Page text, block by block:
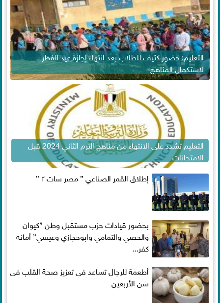
التعليم: حضور كثيف للطلاب بعد انتهاء إجازة عيد الفطر
لاستكمال المناهج
التعليم تشدد على الانتهاء من مناهج الترم الثاني 2024 قبل
الامتحانات
إطلاق القمر الصناعي ” مصر سات ٢ ”
بحضور قيادات حزب مستقبل وطن ”كيوان
والحصي والتمامي وابوحجازي وعيسي” أمانه
كفر...
أطعمة للرجال تساعد فى تعزيز صحة القلب فى
سن الأربعين